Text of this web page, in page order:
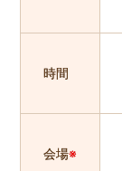
時間
会場※